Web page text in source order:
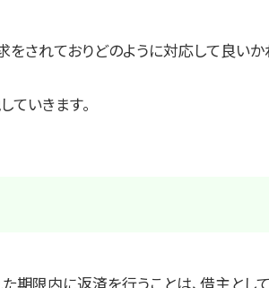
されておりどのように対応して良い
いきます。
期限内に返済を行うことは、借主とし